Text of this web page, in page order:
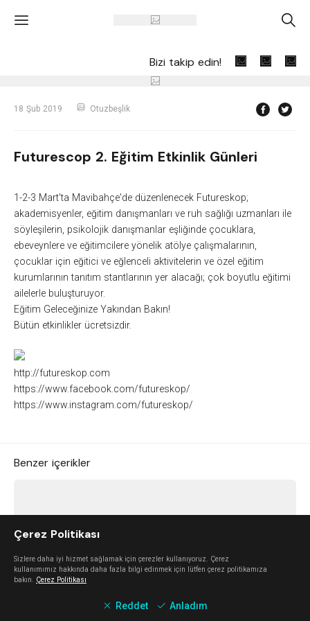
' A
Bizi takip edin!
18 Şub 2019 Otuzbeşlik
Futurescop 2. Eğitim Etkinlik Günleri
1-2-3 Mart'ta Mavibahçe'de düzenlenecek Futureskop;
akademisyenler, eğitim danışmanları ve ruh sağlığı uzmanları ile
söyleşilerin, psikolojik danışmanlar eşliğinde çocuklara,
ebeveynlere ve eğitimcilere yönelik atölye çalışmalarının,
çocuklar için eğitici ve eğlenceli aktivitelerin ve özel eğitim
kurumlarının tanıtım stantlarının yer alacağı; çok boyutlu eğitimi
ailelerle buluşturuyor.
Eğitim Geleceğinize Yakından Bakın!
Bütün etkinlikler ücretsizdir.
http://futureskop.com
https://www.facebook.com/futureskop/
https://www.instagram.com/futureskop/
Benzer içerikler
Çerez Politikası
Sizlere daha iyi hizmet sağlamak için çerezler kullanıyoruz. Çerez
kullanımımız hakkında daha fazla bilgi edinmek için lütfen çerez politikamıza
bakın. Çerez Politikası
Reddet Anladım